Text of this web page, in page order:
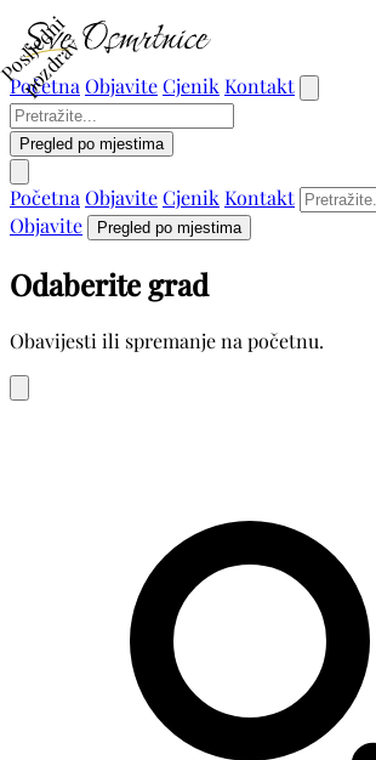
Početna ObjaviteCjenik Kontakt
Pregled po mjestima
Početna ObjaviteCjenik Kontakt
Objavite
Pregled po mjestima
Odaberite grad
Obavijesti ili spremanje na početnu.
e
v